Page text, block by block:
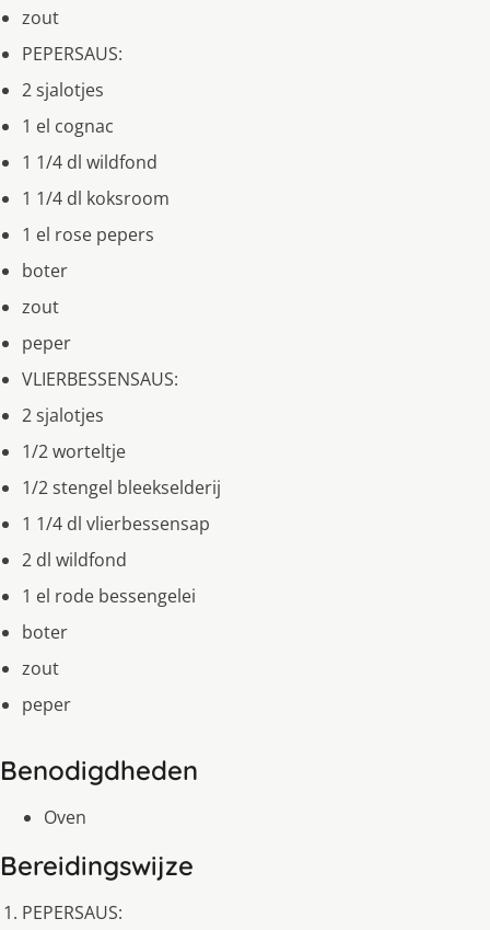
zout
PEPERSAUS:
2 sjalotjes
1 el cognac
1 1/4 dl wildfond
1 1/4 dl koksroom
1 el rose pepers
boter
zout
peper
VLIERBESSENSAUS:
2 sjalotjes
1/2 worteltje
1/2 stengel bleekselderij
1 1/4 dl vlierbessensap
2 dl wildfond
1 el rode bessengelei
boter
zout
peper
Benodigdheden
Oven
Bereidingswijze
PEPERSAUS: